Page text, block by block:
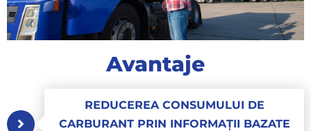
Avantaje
REDUCEREA CONSUMULUI DE
CARBURANT PRIN INFORMAȚII BAZATE